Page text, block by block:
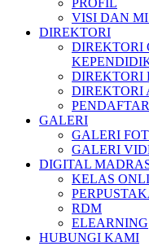
PROFIL
VISI DAN
DIREKTORI
DIREKTORI
DIREKTORI
DIREKTORI
GALERI
GALERI
GALERI
DIGITAL
KELAS
RDM
ELEARNING
HUBUNGI KAMI